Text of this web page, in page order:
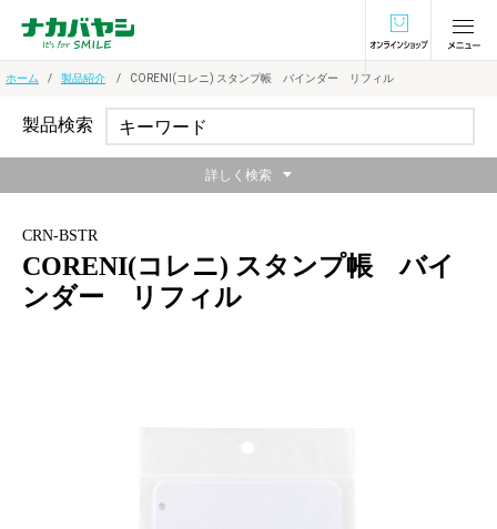
オンラインショ
ホーム 製品紹介 CORENI(コレニ) スタンプ帳 バインダー リフィル
CRN-BSTR
CORENI(コレニ) スタンプ帳 バイ
ンダー リフィル
ページの入れ替えができる、バインダー式のスタ
製品検索
詳しく検索